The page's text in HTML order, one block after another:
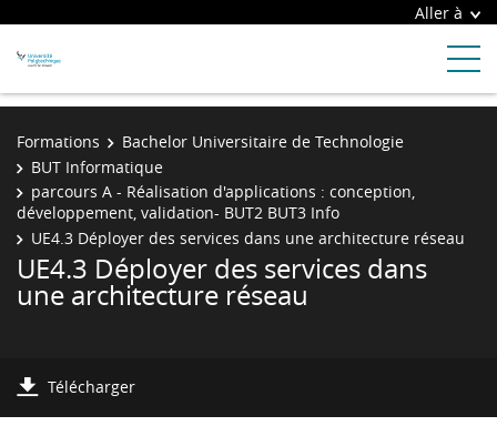
Aller à
Formations
Bachelor Universitaire de Technologie
BUT Informatique
parcours A - Réalisation d'applications : conception,
développement, validation- BUT2 BUT3 Info
UE4.3 Déployer des services dans une architecture réseau
UE4.3 Déployer des services dans
une architecture réseau
Télécharger